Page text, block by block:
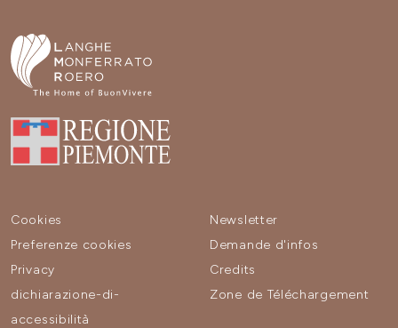
Cookies
Preferenze cookies
Privacy
dichiarazione-di-
accessibilità
Newsletter
Demande d'infos
Credits
Zone de Téléchargement